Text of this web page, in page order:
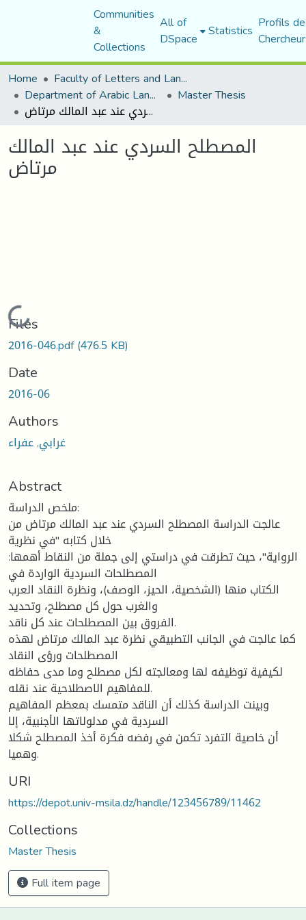
Communities
&
Collections
All of
DSpace Statistics Profils
Home
Faculty of Letters and Languages
Department of Arabic Language and Literature Master Thesis
المصطلح السردي عند عبد المالك مرتاض
المصطلح السردي عند عبد المالك
مرتاض
Loading...
Files
2016-046.pdf(476.5 KB)
Date
2016-06
Authors
غرابي, عفراء
Abstract
ملخص الدراسة:
عالجت الدراسة المصطلح السردي عند عبد المالك مرتاض من
خلال كتابه "في نظریة
الروایة"، حیث تطرقت في دراستي إلى جملة من النقاط أهمها:
المصطلحات السردیة الواردة في
الكتاب منها (الشخصیة، الحیز، الوصف)، ونظرة النقاد العرب
والغرب حول كل مصطلح، وتحدید
الفروق بین المصطلحات عند كل ناقد.
كما عالجت في الجانب التطبیقي نظرة عبد المالك مرتاض لهذه
المصطلحات ورؤى النقاد
لكیفیة توظیفه لها ومعالجته لكل مصطلح وما مدى حفاظه
للمفاهیم الاصطلاحیة عند نقله.
وبینت الدراسة كذلك أن الناقد متمسك بمعظم المفاهیم
السردیة في مدلولاتها الأجنبیة، إلا
أن خاصیة التفرد تكمن في رفضه فكرة أخذ المصطلح شكلا
وهمیا.
URI
https://depot.univ-msila.dz/handle/123456789/11462
Collections
Master Thesis
Full item page